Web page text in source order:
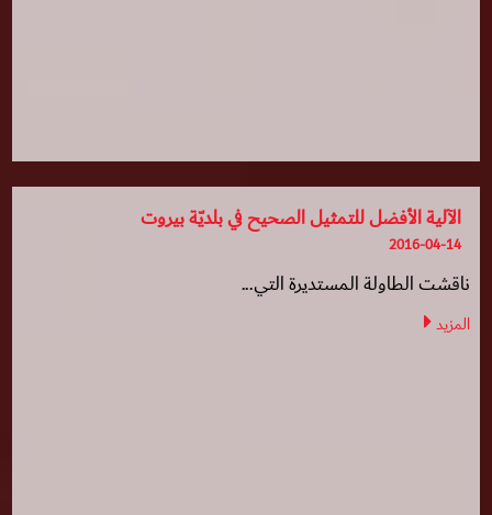
الآلية الأفضل للتمثيل الصحيح في بلديّة بيروت
2016-04-14
ناقشت الطاولة المستديرة التي...
المزيد